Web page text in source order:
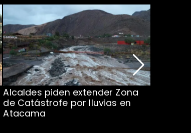
Alcaldes piden extender Zona
de Catástrofe por lluvias en
Atacama